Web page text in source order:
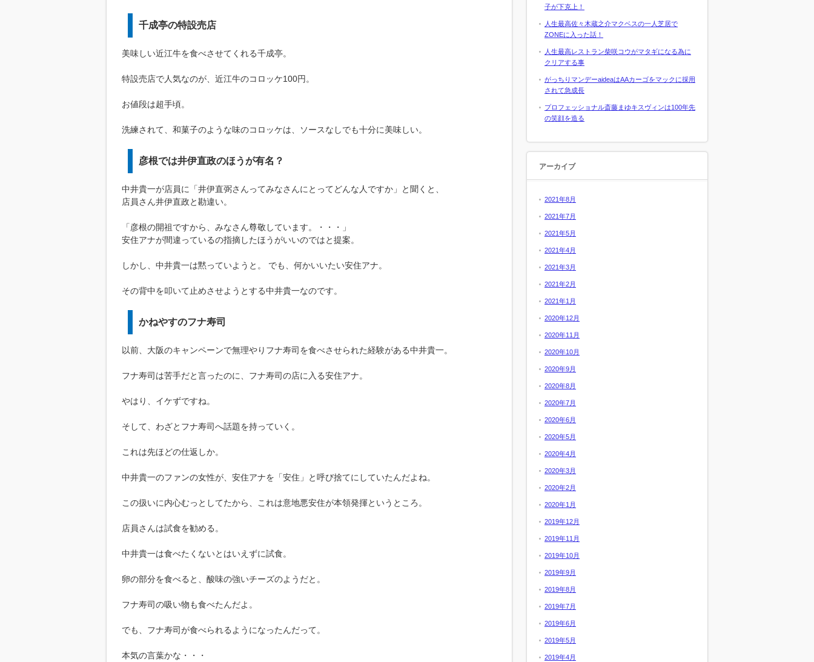
千成亭の特設売店
美味しい近江牛を食べさせてくれる千成亭。
特設売店で人気なのが、近江牛のコロッケ100円。
お値段は超手頃。
洗練されて、和菓子のような味のコロッケは、ソースなしでも十分に美味しい。
彦根では井伊直政のほうが有名？
中井貴一が店員に「井伊直弼さんってみなさんにとってどんな人ですか」と聞くと、
店員さん井伊直政と勘違い。
「彦根の開祖ですから、みなさん尊敬しています。・・・」
安住アナが間違っているの指摘したほうがいいのではと提案。
しかし、中井貴一は黙っていようと。 でも、何かいいたい安住アナ。
その背中を叩いて止めさせようとする中井貴一なのです。
かねやすのフナ寿司
以前、大阪のキャンペーンで無理やりフナ寿司を食べさせられた経験がある中井貴一。
フナ寿司は苦手だと言ったのに、フナ寿司の店に入る安住アナ。
やはり、イケずですね。
そして、わざとフナ寿司へ話題を持っていく。
これは先ほどの仕返しか。
中井貴一のファンの女性が、安住アナを「安住」と呼び捨てにしていたんだよね。
この扱いに内心むっとしてたから、これは意地悪安住が本領発揮というところ。
店員さんは試食を勧める。
中井貴一は食べたくないとはいえずに試食。
卵の部分を食べると、酸味の強いチーズのようだと。
フナ寿司の吸い物も食べたんだよ。
でも、フナ寿司が食べられるようになったんだって。
本気の言葉かな・・・
子が下克上！
人生最高佐々木蔵之介マクベスの一人芝居で
ZONEに入った話！
人生最高レストラン柴咲コウがマタギになる為に
クリアする事
がっちりマンデーaideaはAAカーゴをマックに採用
されて急成長
プロフェッショナル斎藤まゆキスヴィンは100年先
の笑顔を造る
アーカイブ
2021年8月
2021年7月
2021年5月
2021年4月
2021年3月
2021年2月
2021年1月
2020年12月
2020年11月
2020年10月
2020年9月
2020年8月
2020年7月
2020年6月
2020年5月
2020年4月
2020年3月
2020年2月
2020年1月
2019年12月
2019年11月
2019年10月
2019年9月
2019年8月
2019年7月
2019年6月
2019年5月
2019年4月